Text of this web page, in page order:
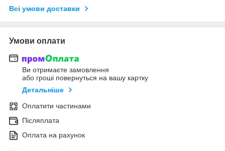
Всі умови доставки
Умови оплати
Ви отримаєте замовлення
або гроші повернуться на вашу картку
Детальніше
Оплатити частинами
Післяплата
Оплата на рахунок